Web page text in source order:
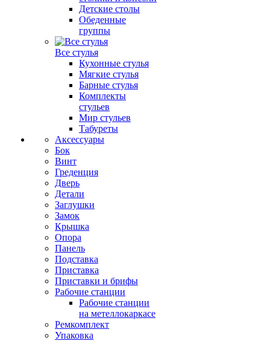
Детские столы
Обеденные
группы
Все стулья
Кухонные стулья
Мягкие стулья
Барные стулья
Комплекты
стульев
Мир стульев
Табуреты
Аксессуары
Бок
Винт
Греденция
Дверь
Детали
Заглушки
Замок
Крышка
Опора
Панель
Подставка
Приставка
Приставки и брифы
Рабочие станции
Рабочие станции
на метеллокаркасе
Ремкомплект
Упаковка